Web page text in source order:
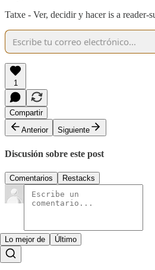
Tatxe - Ver, decidir y hacer is a
1
Compartir
Anterior
Siguiente
Discusión sobre este post
Comentarios Restacks
Lo mejor de Último